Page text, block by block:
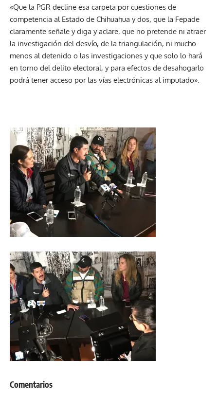
«Que la PGR decline esa carpeta por cuestiones de
competencia al Estado de Chihuahua y dos, que la Fepade
claramente señale y diga y aclare, que no pretende ni atraer
la investigación del desvío, de la triangulación, ni mucho
menos al detenido o las investigaciones y que solo lo hará
en torno del delito electoral, y para efectos de desahogarlo
podrá tener acceso por las vías electrónicas al imputado».
Comentarios